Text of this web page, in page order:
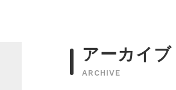
アーカイブ
ARCHIVE